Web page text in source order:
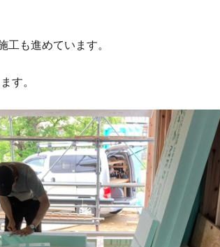
工も進めています。
す。